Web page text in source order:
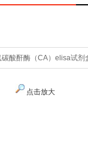
点击放大